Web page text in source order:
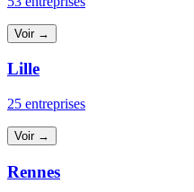
Voir →
Lille
25 entreprises
Voir →
Rennes